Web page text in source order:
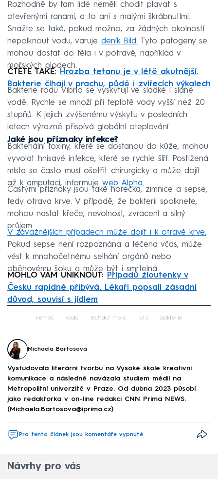
Rozhodně by tam lidé neměli chodit plavat s
otevřenými ranami, a to ani s malými škrábnutími.
Snažte se také, pokud možno, za žádných okolností
nepolknout vodu, varuje deník Bild. Tyto patogeny se
mohou dostat do těla i v potravě, například v
mořských plodech.
ČTĚTE TAKÉ: Hrozba tetanu je v létě akutnější.
Bakterie číhají v prachu, půdě i zvířecích výkalech
Bakterie rodu Vibrio se vyskytují ve sladké i slané
vodě. Rychle se množí při teplotě vody vyšší než 20
stupňů. K jejich zvýšenému výskytu v posledních
letech výrazně přispívá globální oteplování.
Jaké jsou příznaky infekce?
Bakteriální toxiny, které se dostanou do kůže, mohou
vyvolat hnisavé infekce, které se rychle šíří. Postižená
místa se často musí ošetřit chirurgicky a může dojít
až k amputaci, informuje web Alpha.
Častými příznaky jsou také horečka, zimnice a sepse,
tedy otrava krve. V případě, že bakterii spolknete,
mohou nastat křeče, nevolnost, zvracení a silný
průjem.
V závažnějších případech může dojít i k otravě krve.
Pokud sepse není rozpoznána a léčena včas, může
vést k mnohočetnému selhání orgánů nebo
oběhovému šoku a může být i smrtelná.
MOHLO VÁM UNIKNOUT: Případů žloutenky v
Česku rapidně přibývá. Lékaři popsali zásadní
důvod, souvisí s jídlem
Failed to fetch
nemoc voda Baltské moře léto bakterie
Michaela Bartošová
Vystudovala literární tvorbu na Vysoké škole kreativní
komunikace a následně navázala studiem médií na
Metropolitní univerzitě v Praze. Od dubna 2023 působí
jako redaktorka v on-line redakci CNN Prima NEWS.
(Michaela.Bartosova@iprima.cz)
Pro tento článek jsou komentáře vypnuté
Návrhy pro vás